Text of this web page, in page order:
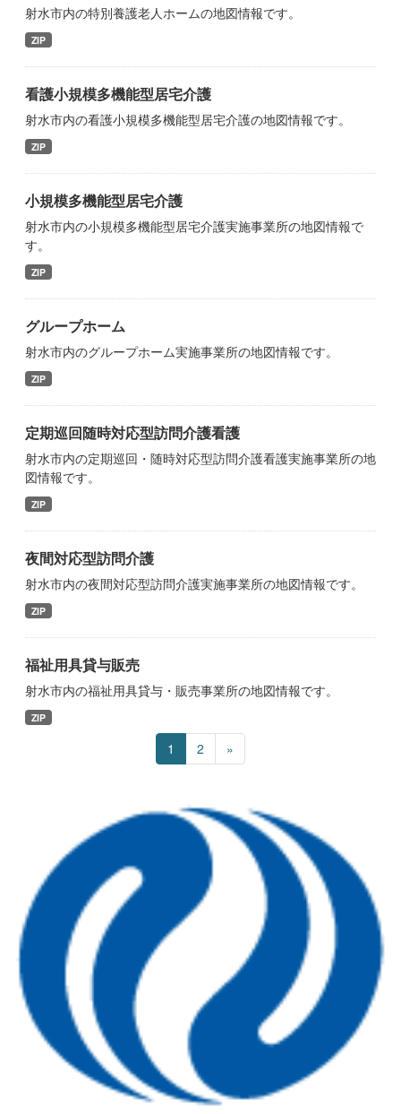
射水市内の特別養護老人ホームの地図情報です。
ZIP
看護小規模多機能型居宅介護
射水市内の看護小規模多機能型居宅介護の地図情報です。
ZIP
小規模多機能型居宅介護
射水市内の小規模多機能型居宅介護実施事業所の地図情報で
す。
ZIP
グループホーム
射水市内のグループホーム実施事業所の地図情報です。
ZIP
定期巡回随時対応型訪問介護看護
射水市内の定期巡回・随時対応型訪問介護看護実施事業所の地
図情報です。
ZIP
夜間対応型訪問介護
射水市内の夜間対応型訪問介護実施事業所の地図情報です。
ZIP
福祉用具貸与販売
射水市内の福祉用具貸与・販売事業所の地図情報です。
ZIP
1 2 »